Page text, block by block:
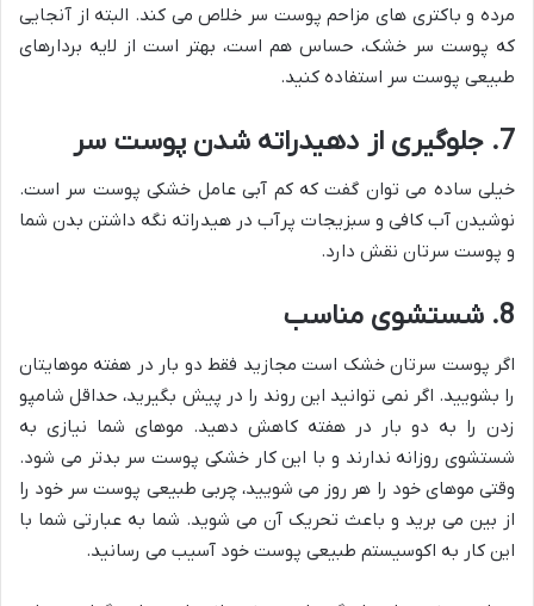
مرده و باکتری های مزاحم پوست سر خلاص می کند. البته از آنجایی
که پوست سر خشک، حساس هم است، بهتر است از لایه بردارهای
طبیعی پوست سر استفاده کنید.
7. جلوگیری از دهیدراته شدن پوست سر
خیلی ساده می توان گفت که کم آبی عامل خشکی پوست سر است.
نوشیدن آب کافی و سبزیجات پرآب در هیدراته نگه داشتن بدن شما
و پوست سرتان نقش دارد.
8. شستشوی مناسب
اگر پوست سرتان خشک است مجازید فقط دو بار در هفته موهایتان
را بشویید. اگر نمی توانید این روند را در پیش بگیرید، حداقل شامپو
زدن را به دو بار در هفته کاهش دهید. موهای شما نیازی به
شستشوی روزانه ندارند و با این کار خشکی پوست سر بدتر می شود.
وقتی موهای خود را هر روز می شویید، چربی طبیعی پوست سر خود را
از بین می برید و باعث تحریک آن می شوید. شما به عبارتی شما با
این کار به اکوسیستم طبیعی پوست خود آسیب می رسانید.